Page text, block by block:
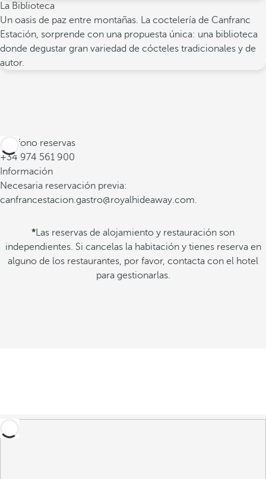
La Biblioteca
Un oasis de paz entre montañas. La coctelería de Canfranc
Estación, sorprende con una propuesta única: una biblioteca
donde degustar gran variedad de cócteles tradicionales y de
autor.
Teléfono reservas
+34 974 561 900
Información
Necesaria reservación previa:
canfrancestacion.gastro@royalhideaway.com.
*Las reservas de alojamiento y restauración son
independientes. Si cancelas la habitación y tienes reserva en
alguno de los restaurantes, por favor, contacta con el hotel
para gestionarlas.